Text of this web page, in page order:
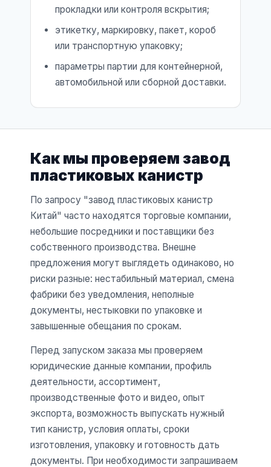
прокладки или контроля вскрытия;
этикетку, маркировку, пакет, короб
или транспортную упаковку;
параметры партии для контейнерной,
автомобильной или сборной доставки.
Как мы проверяем завод
пластиковых канистр
По запросу "завод пластиковых канистр
Китай" часто находятся торговые компании,
небольшие посредники и поставщики без
собственного производства. Внешне
предложения могут выглядеть одинаково, но
риски разные: нестабильный материал, смена
фабрики без уведомления, неполные
документы, нестыковки по упаковке и
завышенные обещания по срокам.
Перед запуском заказа мы проверяем
юридические данные компании, профиль
деятельности, ассортимент,
производственные фото и видео, опыт
экспорта, возможность выпускать нужный
тип канистр, условия оплаты, сроки
изготовления, упаковку и готовность дать
документы. При необходимости запрашиваем